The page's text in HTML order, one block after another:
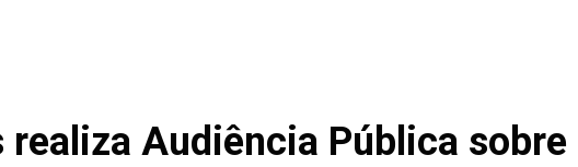
realiza Audiência Pública sobre